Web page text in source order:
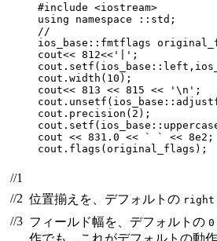
#include <iostream>
using namespace ::std;
//
ios_base::fmtflags
cout<< 812<<'|';
cout.width(10);
cout<< 813 << 815 << '\n';
cout.precision(2);
cout << 831.0 << ` ` << 8e2;
//1
//2 位置揃えを、デフォルトの right
//3 フィールド幅を、デフォルトの 0
作でも、これがデフォルトの動作